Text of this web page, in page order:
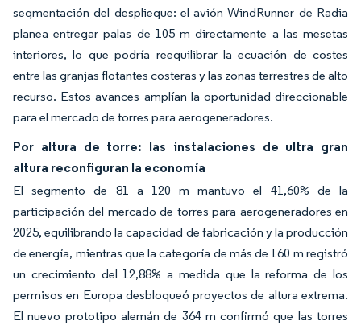
segmentación del despliegue: el avión WindRunner de Radia
planea entregar palas de 105 m directamente a las mesetas
interiores, lo que podría reequilibrar la ecuación de costes
entre las granjas flotantes costeras y las zonas terrestres de alto
recurso. Estos avances amplían la oportunidad direccionable
para el mercado de torres para aerogeneradores.
Por altura de torre: las instalaciones de ultra gran
altura reconfiguran la economía
El segmento de 81 a 120 m mantuvo el 41,60% de la
participación del mercado de torres para aerogeneradores en
2025, equilibrando la capacidad de fabricación y la producción
de energía, mientras que la categoría de más de 160 m registró
un crecimiento del 12,88% a medida que la reforma de los
permisos en Europa desbloqueó proyectos de altura extrema.
El nuevo prototipo alemán de 364 m confirmó que las torres